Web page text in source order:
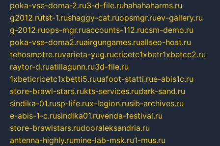
poka-vse-doma-2.ru3-d-file.ruhahahaharms.ru
g2012.rutst-1.rushaggy-cat.ruopsmgr.ruev-gallery.ru
g-2012.ruops-mgr.ruaccounts-112.rucsm-demo.ru
poka-vse-doma2.ruairgungames.ruallseo-host.ru
tehosmotre.ruvarieta-yug.rucricetc1xbetr1xbetcc2.ru
raytor-d.ruatillagunn.ru3d-file.ru
1xbeticricetc1xbetti5.ruuafoot-statti.rue-abis1c.ru
store-brawl-stars.rukts-services.rudark-sand.ru
sindika-01.rusp-life.rux-legion.rusib-archives.ru
e-abis-1-c.rusindika01.ruvenda-festival.ru
store-brawlstars.rudooraleksandria.ru
antenna-highly.rumine-lab-msk.ru1-mus.ru